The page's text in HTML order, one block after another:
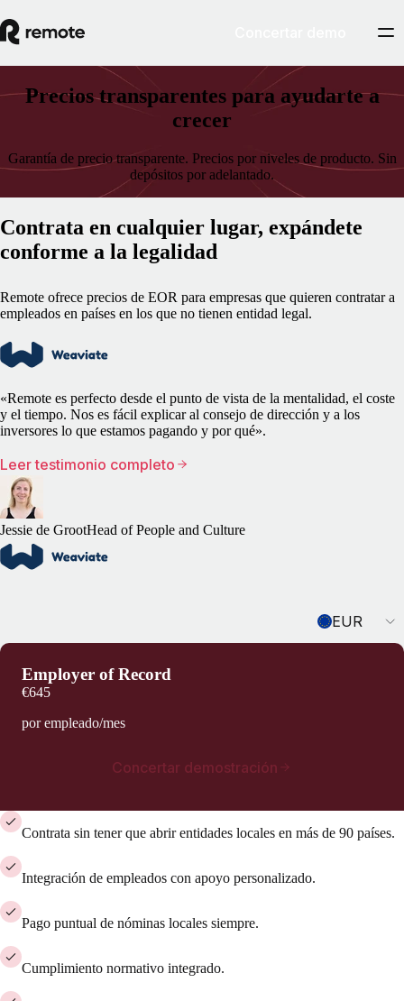
Precios transparentes para ayudarte a
crecer
Garantía de precio transparente. Precios por niveles de producto. Sin
depósitos por adelantado.
Contrata en cualquier lugar, expándete
conforme a la legalidad
Remote ofrece precios de EOR para empresas que quieren contratar a
empleados en países en los que no tienen entidad legal.
«Remote es perfecto desde el punto de vista de la mentalidad, el coste
y el tiempo. Nos es fácil explicar al consejo de dirección y a los
inversores lo que estamos pagando y por qué».
Leer testimonio completo
Jessie de GrootHead of People and Culture
EUR
Employer of Record
€645
por empleado/mes
Concertar demostración
Contrata sin tener que abrir entidades locales en más de 90 países.
Integración de empleados con apoyo personalizado.
Pago puntual de nóminas locales siempre.
Cumplimiento normativo integrado.